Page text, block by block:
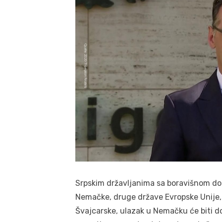
Srpskim državljanima sa boravišnom
Nemačke, druge države Evropske
Švajcarske, ulazak u Nemačku će biti